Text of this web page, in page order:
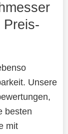
Preis-
Unsere
besten
mit